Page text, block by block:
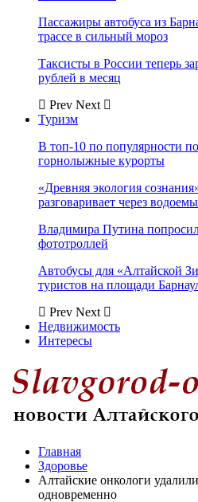
Пассажиры автобуса из
трассе в сильный мороз
Таксисты в России теперь
рублей в месяц
Prev Next
Туризм
В топ-10 по популярности
горнолыжные курорты
«Древняя экология
разговаривает через водоемы
Владимира Путина
фототроллей
Автобусы для «Алтайской
туристов на площади
Prev Next
Недвижимость
Интересы
Главная
Здоровье
Алтайские онкологи
одновременно